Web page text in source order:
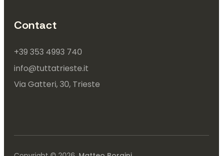
Contact
+39 353 4993 740
info@tuttatrieste.it
Via Gatteri, 30, Trieste